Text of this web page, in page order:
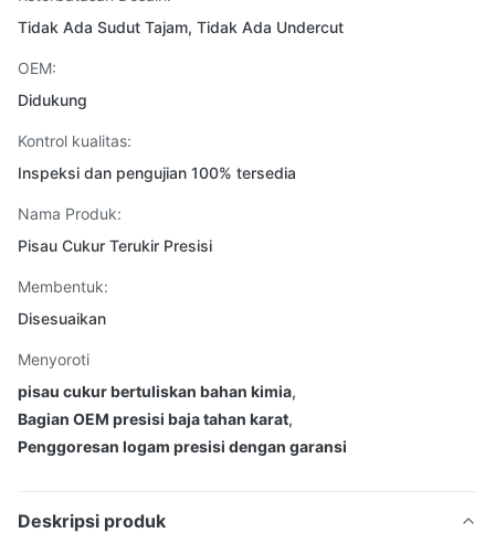
Tidak Ada Sudut Tajam, Tidak Ada Undercut
OEM:
Didukung
Kontrol kualitas:
Inspeksi dan pengujian 100% tersedia
Nama Produk:
Pisau Cukur Terukir Presisi
Membentuk:
Disesuaikan
Menyoroti
pisau cukur bertuliskan bahan kimia,
Bagian OEM presisi baja tahan karat,
Penggoresan logam presisi dengan garansi
Deskripsi produk